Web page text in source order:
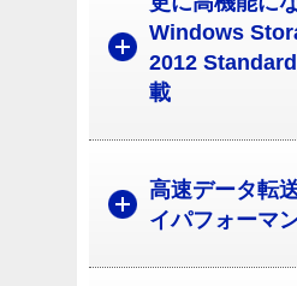
Windows
2012
載
高速データ転
イパフォーマ